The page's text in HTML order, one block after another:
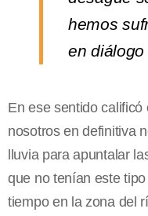
hemos
en
En ese sentido calificó
nosotros en definitiva
lluvia para apuntalar
que no tenían este
tiempo en la zona del